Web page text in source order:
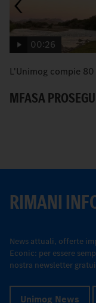
00:26
L'Unimog compie
MFASA
RIMANI
News attuali, offerte
Econic: per essere
nostra newsletter
Unimog News